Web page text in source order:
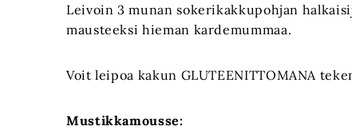
Leivoin 3 munan sokerikakkupohjan
mausteeksi hieman kardemummaa.
Voit leipoa kakun GLUTEENITTOMANA
Mustikkamousse: